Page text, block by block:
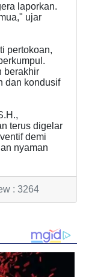
laporkan.
ujar
pertokoan,
berakhir
dan kondusif
terus digelar
demi
nyaman
: 3264